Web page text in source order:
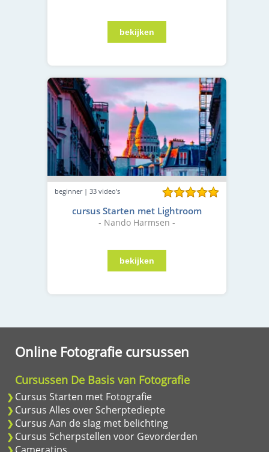
beginner | 33 video's
cursus Starten met Lightroom
- Nando Harmsen -
Online Fotografie cursussen
Cursussen De Basis van Fotografie
Cursus Starten met Fotografie
Cursus Alles over Scherptediepte
Cursus Aan de slag met belichting
Cursus Scherpstellen voor Gevorderden